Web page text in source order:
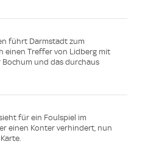
führt Darmstadt zum
einen Treffer von Lidberg mit
Bochum und das durchaus
für ein Foulspiel im
einen Konter verhindert, nun